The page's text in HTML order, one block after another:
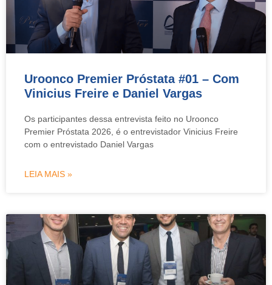
Uroonco Premier Próstata #01 – Com
Vinicius Freire e Daniel Vargas
Os participantes dessa entrevista feito no Uroonco
Premier Próstata 2026, é o entrevistador Vinicius Freire
com o entrevistado Daniel Vargas
LEIA MAIS »